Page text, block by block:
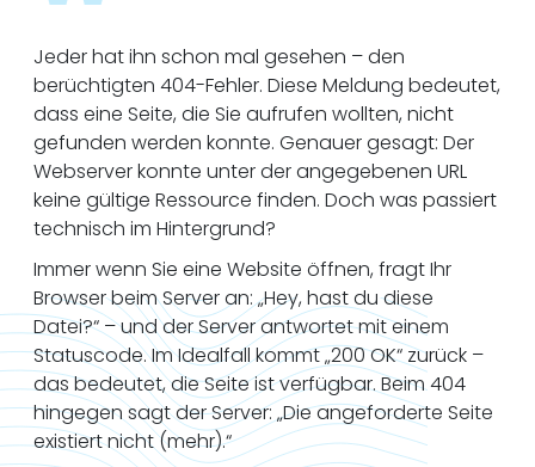
Jeder hat ihn schon mal gesehen – den
berüchtigten 404-Fehler. Diese Meldung bedeutet,
dass eine Seite, die Sie aufrufen wollten, nicht
gefunden werden konnte. Genauer gesagt: Der
Webserver konnte unter der angegebenen URL
keine gültige Ressource finden. Doch was passiert
technisch im Hintergrund?
Immer wenn Sie eine Website öffnen, fragt Ihr
Browser beim Server an: „Hey, hast du diese
Datei?“ – und der Server antwortet mit einem
Statuscode. Im Idealfall kommt „200 OK“ zurück –
das bedeutet, die Seite ist verfügbar. Beim 404
hingegen sagt der Server: „Die angeforderte Seite
existiert nicht (mehr).“